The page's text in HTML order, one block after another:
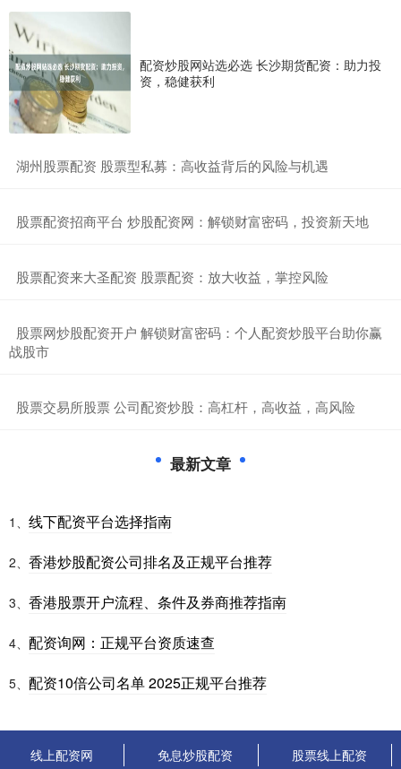
配资炒股网站选必选 长沙期货配资：助力投
资，稳健获利
​湖州股票配资 股票型私募：高收益背后的风险与机遇
​股票配资招商平台 炒股配资网：解锁财富密码，投资新天地
​股票配资来大圣配资 股票配资：放大收益，掌控风险
​股票网炒股配资开户 解锁财富密码：个人配资炒股平台助你赢
战股市
​股票交易所股票 公司配资炒股：高杠杆，高收益，高风险
最新文章
1、 线下配资平台选择指南
2、 香港炒股配资公司排名及正规平台推荐
3、 香港股票开户流程、条件及券商推荐指南
4、 配资询网：正规平台资质速查
5、 配资10倍公司名单 2025正规平台推荐
线上配资网 免息炒股配资 股票线上配资